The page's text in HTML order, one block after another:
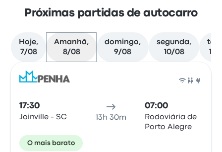
Próximas partidas de autocarro
Hoje,
7/08
Amanhã,
8/08
domingo,
9/08
segunda,
10/08
11/
17:30
Joinville - SC 13h 30m
07:00
Rodoviária de
Porto Alegre
O mais barato